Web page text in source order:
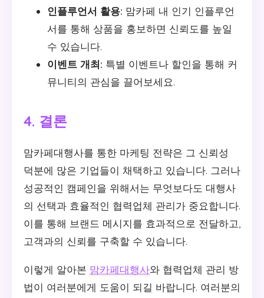
인플루언서 활용: 맘카페 내 인기 인플루언
서를 통해 상품을 홍보하면 신뢰도를 높일
수 있습니다.
이벤트 개최: 특별 이벤트나 할인을 통해 커
뮤니티의 관심을 끌어보세요.
4. 결론
맘카페대행사를 통한 마케팅 전략은 그 신뢰성
덕분에 많은 기업들이 채택하고 있습니다. 그러나
성공적인 캠페인을 위해서는 무엇보다도 대행사
의 선택과 효율적인 협력업체 관리가 중요합니다.
이를 통해 브랜드 메시지를 효과적으로 전달하고,
고객과의 신뢰를 구축할 수 있습니다.
이렇게 알아본 맘카페대행사와 협력업체 관리 방
법이 여러분에게 도움이 되길 바랍니다. 여러분의